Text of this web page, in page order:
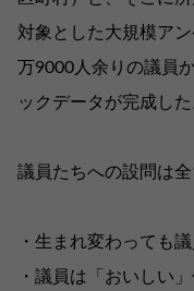
対象とした大規模ア
万9000人余りの議員
ックデータが完成した
議員たちへの設問は全
・生まれ変わっても
・議員は「おいしい」